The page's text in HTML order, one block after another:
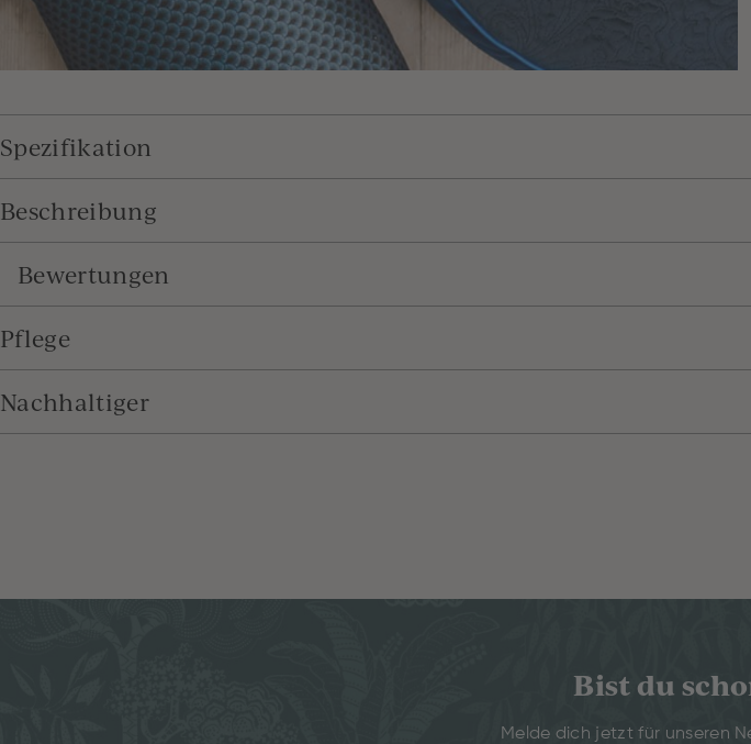
Spezifikation
Beschreibung
Bewertungen
Pflege
Nachhaltiger
Bist du
Melde dich jetzt für unseren